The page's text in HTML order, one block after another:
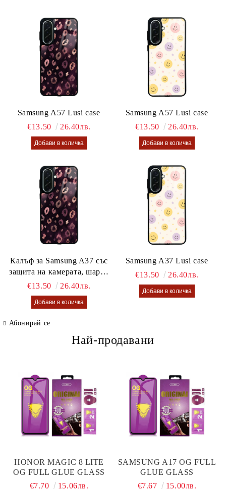
Samsung A57 Lusi case
€13.50
26.40лв.
Samsung A57 Lusi case
€13.50
26.40лв.
Калъф за Samsung A37 със
защита на камерата, шарен
калъф Lusi case
€13.50 26.40лв.
Samsung A37 Lusi case
€13.50
26.40лв.
Абонирай се
Най-продавани
HONOR MAGIC 8 LITE
OG FULL GLUE GLASS
€7.70
15.06лв.
SAMSUNG A17 OG FULL
GLUE GLASS
€7.67
15.00лв.